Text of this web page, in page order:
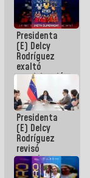
masculina
de voleibol
campeona
de la Copa
Panamericana
Sub-17
Presidenta
(E) Delcy
Rodríguez
exaltó
participación
de
Venezuela
en Juegos
Centroamericanos
y del Caribe
2026
Presidenta
(E) Delcy
Rodríguez
revisó
agenda
económica y